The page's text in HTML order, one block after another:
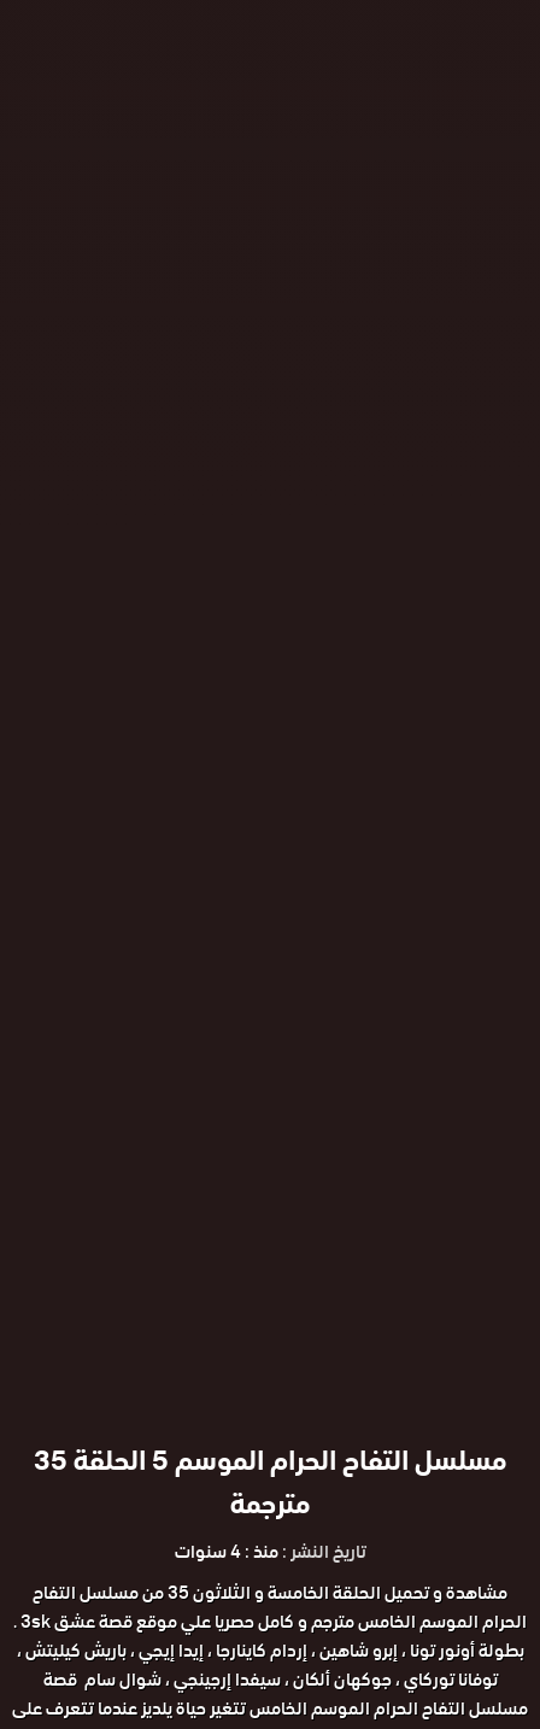
مسلسل التفاح الحرام الموسم 5 الحلقة 35
مترجمة
تاريخ النشر :منذ : 4 سنوات
مشاهدة و تحميل الحلقة الخامسة و الثلاثون 35 من مسلسل التفاح
الحرام الموسم الخامس مترجم و كامل حصريا علي موقع قصة عشق 3sk .
بطولة أونور تونا ، إبرو شاهين ، إردام كاينارجا ، إيدا إيجي ، باريش كيليتش ،
توفانا توركاي ، جوكهان ألكان ، سيفدا إرجينجي ، شوال سام قصة
مسلسل التفاح الحرام الموسم الخامس تتغير حياة يلديز عندما تتعرف على